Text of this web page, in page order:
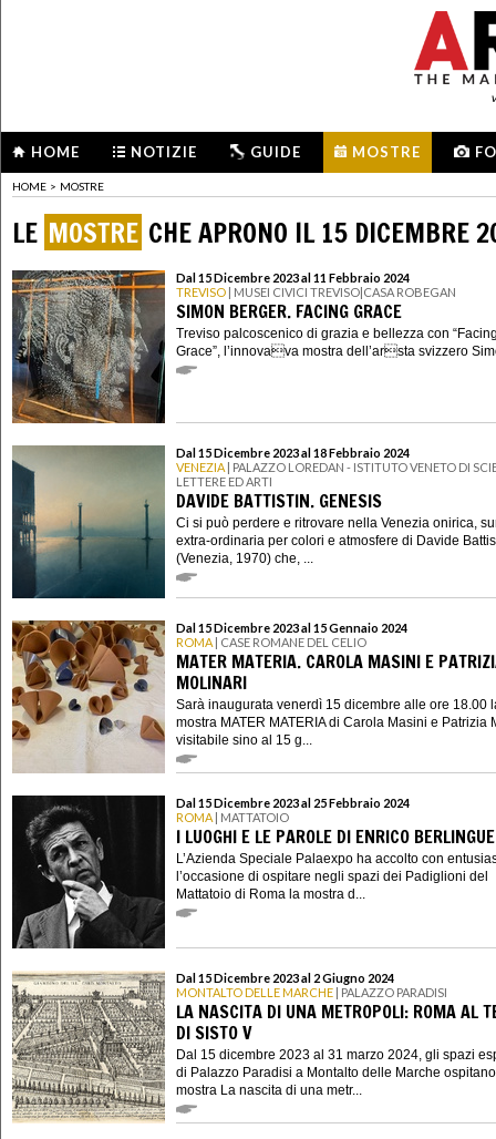
HOME NOTIZIE GUIDE MOSTRE
HOME > MOSTRE
LE MOSTRE CHE APRONO IL 15 DICEMBRE
Dal 15 Dicembre 2023 al 11 Febbraio 2024
TREVISO | MUSEI CIVICI TREVISO|CASA ROBEGAN
SIMON BERGER. FACING GRACE
Treviso palcoscenico di grazia e bellezza con
Grace”, l’innovava mostra dell’arsta svizzero
Dal 15 Dicembre 2023 al 18 Febbraio 2024
VENEZIA | PALAZZO LOREDAN - ISTITUTO VENETO DI
LETTERE ED ARTI
DAVIDE BATTISTIN. GENESIS
Ci si può perdere e ritrovare nella Venezia onirica,
extra-ordinaria per colori e atmosfere di Davide
(Venezia, 1970) che, ...
Dal 15 Dicembre 2023 al 15 Gennaio 2024
ROMA | CASE ROMANE DEL CELIO
MATER MATERIA. CAROLA MASINI E
MOLINARI
Sarà inaugurata venerdì 15 dicembre alle ore 18.00
mostra MATER MATERIA di Carola Masini e Patrizia
visitabile sino al 15 g...
Dal 15 Dicembre 2023 al 25 Febbraio 2024
ROMA | MATTATOIO
I LUOGHI E LE PAROLE DI ENRICO
L’Azienda Speciale Palaexpo ha accolto con
l’occasione di ospitare negli spazi dei Padiglioni del
Mattatoio di Roma la mostra d...
Dal 15 Dicembre 2023 al 2 Giugno 2024
MONTALTO DELLE MARCHE | PALAZZO PARADISI
LA NASCITA DI UNA METROPOLI: ROMA AL
DI SISTO V
Dal 15 dicembre 2023 al 31 marzo 2024, gli spazi
di Palazzo Paradisi a Montalto delle Marche
mostra La nascita di una metr...